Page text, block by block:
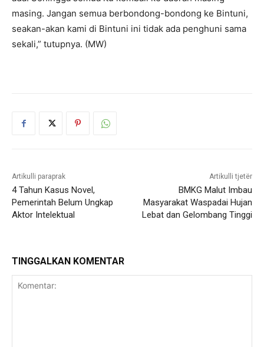
masing. Jangan semua berbondong-bondong ke Bintuni,
seakan-akan kami di Bintuni ini tidak ada penghuni sama
sekali,” tutupnya. (MW)
Artikulli paraprak
4 Tahun Kasus Novel,
Pemerintah Belum Ungkap
Aktor Intelektual
Artikulli tjetër
BMKG Malut Imbau
Masyarakat Waspadai Hujan
Lebat dan Gelombang Tinggi
TINGGALKAN KOMENTAR